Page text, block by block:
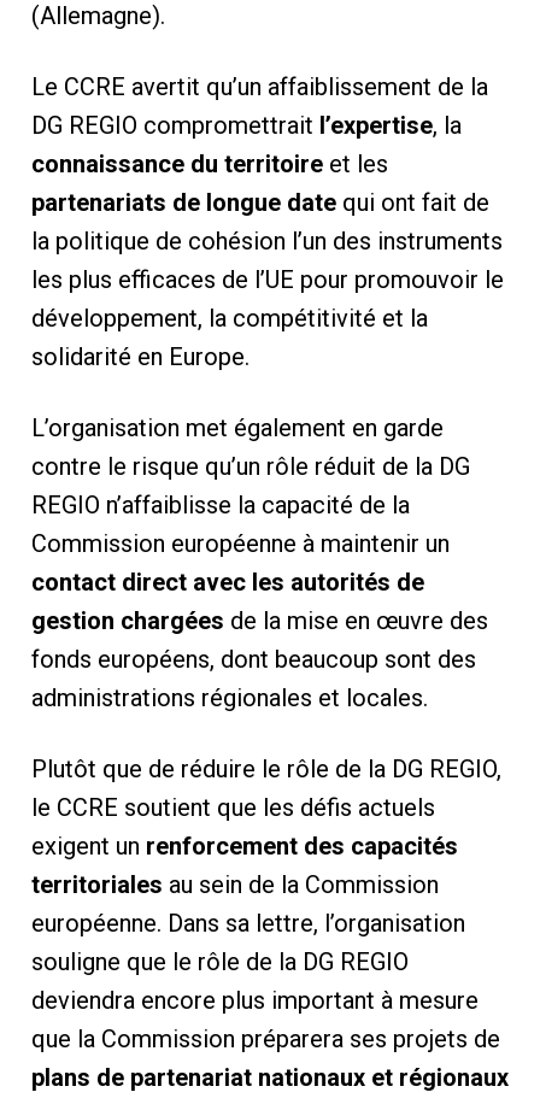
(Allemagne).
Le CCRE avertit qu’un affaiblissement de la
DG REGIO compromettrait l’expertise, la
connaissance du territoireet les
partenariats de longue datequi ont fait de
la politique de cohésion l’un des instruments
les plus efficaces de l’UE pour promouvoir le
développement, la compétitivité et la
solidarité en Europe.
L’organisation met également en garde
contre le risque qu’un rôle réduit de la DG
REGIO n’affaiblisse la capacité de la
Commission européenne à maintenir un
contact direct avec les autorités de
gestion chargées de la mise en œuvre des
fonds européens, dont beaucoup sont des
administrations régionales et locales.
Plutôt que de réduire le rôle de la DG REGIO,
le CCRE soutient que les défis actuels
exigent un renforcement des capacités
territoriales au sein de la Commission
européenne. Dans sa lettre, l’organisation
souligne que le rôle de la DG REGIO
deviendra encore plus important à mesure
que la Commission préparera ses projets de
plans de partenariat nationaux et régionaux